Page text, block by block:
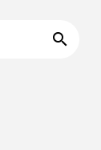
search